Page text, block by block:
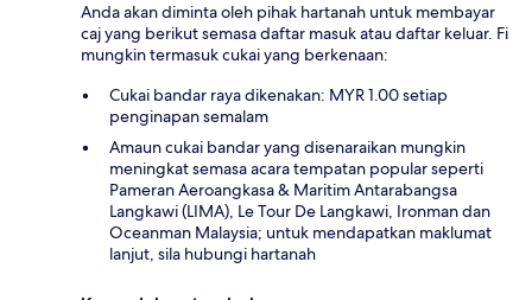
Anda akan diminta oleh pihak hartanah untuk membayar
caj yang berikut semasa daftar masuk atau daftar keluar. Fi
mungkin termasuk cukai yang berkenaan:
Cukai bandar raya dikenakan: MYR 1.00 setiap
penginapan semalam
Amaun cukai bandar yang disenaraikan mungkin
meningkat semasa acara tempatan popular seperti
Pameran Aeroangkasa & Maritim Antarabangsa
Langkawi (LIMA), Le Tour De Langkawi, Ironman dan
Oceanman Malaysia; untuk mendapatkan maklumat
lanjut, sila hubungi hartanah